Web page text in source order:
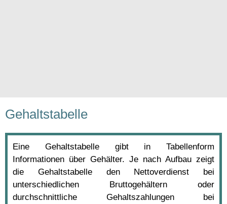
Gehaltstabelle
Eine Gehaltstabelle gibt in Tabellenform
Informationen über Gehälter. Je nach Aufbau zeigt
die Gehaltstabelle den Nettoverdienst bei
unterschiedlichen Bruttogehältern oder
durchschnittliche Gehaltszahlungen bei